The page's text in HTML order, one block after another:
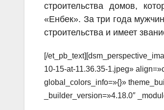
строительства домов,
«Енбек». За три года
строительства и имеет
[/
10-15-at-11.36.35-1.jpeg»
global_colors_info=»{}»
_builder_version=»4.18.0″